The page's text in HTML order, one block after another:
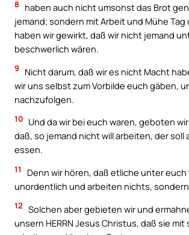
8
haben auch nicht umsonst das Brot
jemand; sondern mit Arbeit und Mühe Tag
haben wir gewirkt, daß wir nicht jemand
beschwerlich wären.
9
Nicht darum, daß wir es nicht Macht
wir uns selbst zum Vorbilde euch gäben,
nachzufolgen.
10 Und da wir bei euch waren, geboten
daß, so jemand nicht will arbeiten, der soll
essen.
11
Denn wir hören, daß etliche unter euch
unordentlich und arbeiten nichts,
12 Solchen aber gebieten wir und
unsern HERRN Jesus Christus, daß sie mit